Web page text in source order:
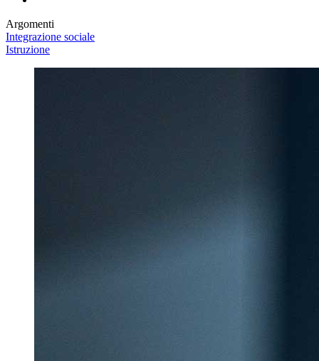
Argomenti
Integrazione sociale
Istruzione